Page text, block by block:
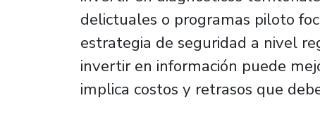
delictuales o programas piloto
estrategia de seguridad a nivel
invertir en información puede
implica costos y retrasos que